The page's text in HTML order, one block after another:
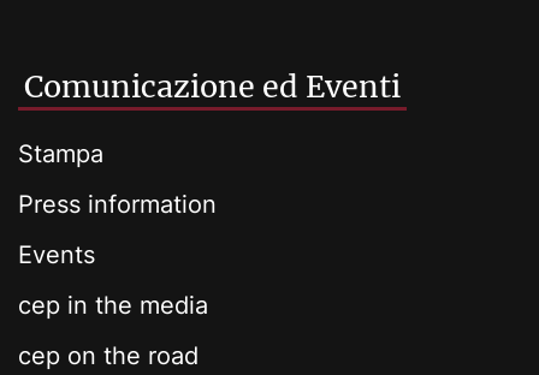
Comunicazione ed Eventi
Stampa
Press information
Events
cep in the media
cep on the road